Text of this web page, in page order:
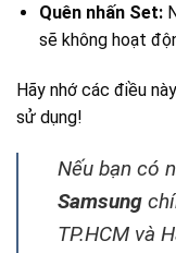
Quên nhấn Set:
sẽ không hoạt
Hãy nhớ các điều
sử dụng!
Nếu bạn có
Samsung
TP.HCM và